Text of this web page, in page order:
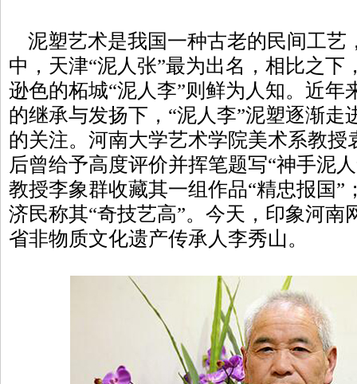
泥塑艺术是我国一种古老的民间工艺
中，天津“泥人张”最为出名，相比之下
逊色的柘城“泥人李”则鲜为人知。近年
的继承与发扬下，“泥人李”泥塑逐渐走
的关注。河南大学艺术学院美术系教授
后曾给予高度评价并挥笔题写“神手泥
教授李象群收藏其一组作品“精忠报国”
济民称其“奇技艺高”。今天，印象河南
省非物质文化遗产传承人李秀山。